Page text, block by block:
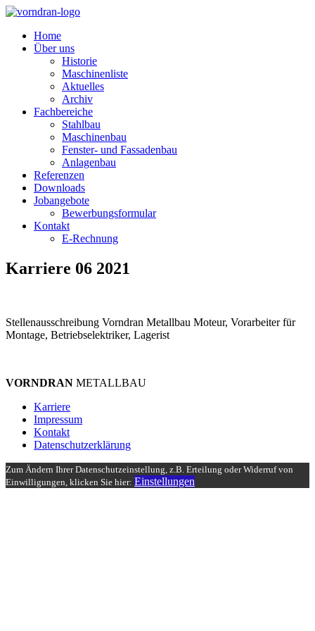
Home
Über uns
Historie
Maschinenliste
Aktuelles
Archiv
Fachbereiche
Stahlbau
Maschinenbau
Fenster- und Fassadenbau
Anlagenbau
Referenzen
Downloads
Jobangebote
Bewerbungsformular
Kontakt
E-Rechnung
Karriere 06 2021
Stellenausschreibung Vorndran Metallbau Moteur, Vorarbeiter für
Montage, Betriebselektriker, Lagerist
VORNDRAN METALLBAU
Karriere
Impressum
Kontakt
Datenschutzerklärung
Zum Ändern Ihrer Datenschutzeinstellung, z.B. Erteilung oder Widerruf von
Einwilligungen, klicken Sie hier: Einstellungen